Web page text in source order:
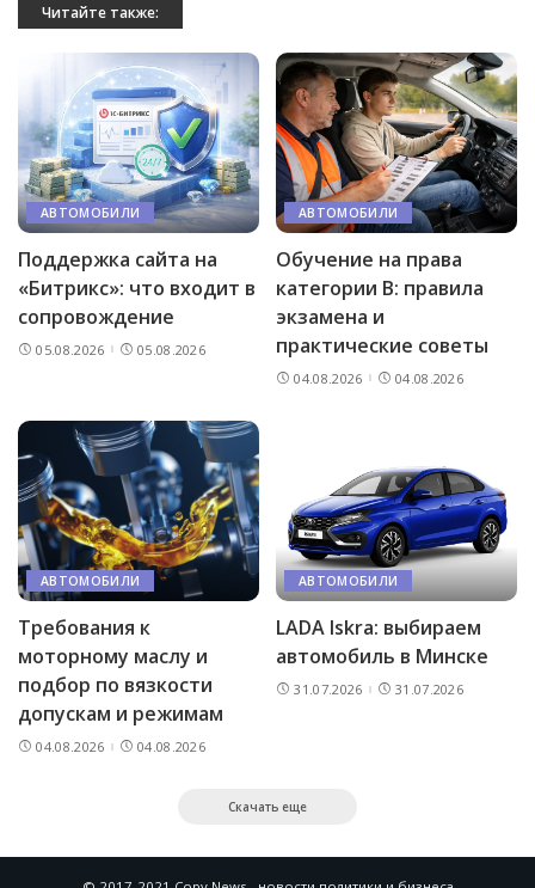
Читайте также:
АВТОМОБИЛИ
Поддержка сайта на
«Битрикс»: что входит в
сопровождение
05.08.2026 05.08.2026
АВТОМОБИЛИ
Обучение на права
категории B: правила
экзамена и
практические советы
04.08.2026 04.08.2026
АВТОМОБИЛИ
Требования к
моторному маслу и
подбор по вязкости
допускам и режимам
04.08.2026 04.08.2026
АВТОМОБИЛИ
LADA Iskra: выбираем
автомобиль в Минске
31.07.2026 31.07.2026
Скачать еще